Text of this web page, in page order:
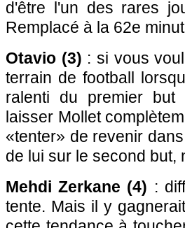
d'être l'un des rares
Remplacé à la 62e
Otavio (3) : si vous
terrain de football
ralenti du premier but
laisser Mollet
«tenter» de revenir
de lui sur le second but,
Mehdi Zerkane (4) :
tente. Mais il y